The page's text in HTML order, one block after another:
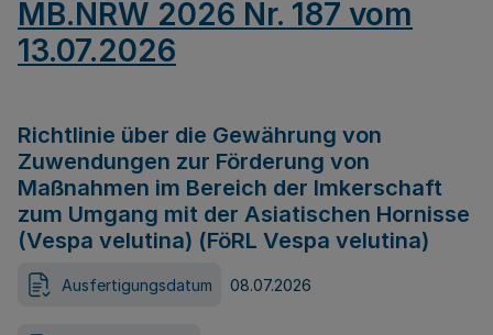
MB.NRW 2026 Nr. 187 vom
13.07.2026
Richtlinie über die Gewährung von
Zuwendungen zur Förderung von
Maßnahmen im Bereich der Imkerschaft
zum Umgang mit der Asiatischen Hornisse
(Vespa velutina) (FöRL Vespa velutina)
Ausfertigungsdatum 08.07.2026